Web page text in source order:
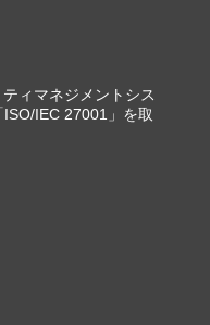
ィマネジメントシス
IEC 27001」を取